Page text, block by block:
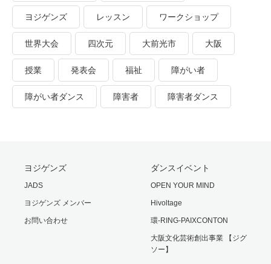
ヨジゲンズ レッスン ワークショップ
世界大会 四次元 大前光市 大阪
授業 発表会 福祉 障がい者
障がい者ダンス 障害者 障害者ダンス
ヨジゲンズ
JADS
ヨジゲンズ メンバー
お問い合わせ
ダンスイベント
OPEN YOUR MIND
Hivoltage
環-RING-PAIXCONTON
大阪文化芸術創出事業 【ジグ
ソー】